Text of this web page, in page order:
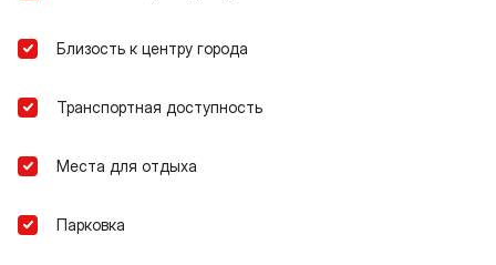
Близость к центру города
Транспортная доступность
Места для отдыха
Парковка